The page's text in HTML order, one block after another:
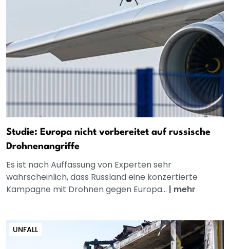
Studie: Europa nicht vorbereitet auf russische
Drohnenangriffe
Es ist nach Auffassung von Experten sehr
wahrscheinlich, dass Russland eine konzertierte
Kampagne mit Drohnen gegen Europa... | mehr
UNFALL